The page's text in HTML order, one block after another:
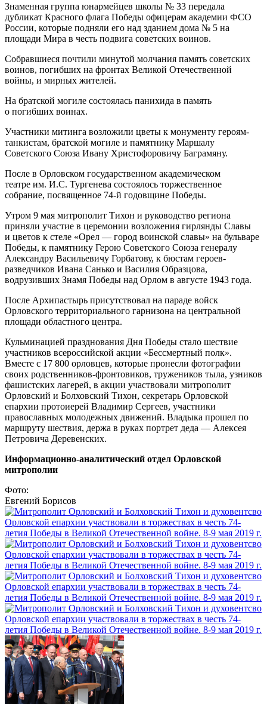
Знаменная группа юнармейцев школы № 33 передала
дубликат Красного флага Победы офицерам академии ФСО
России, которые подняли его над зданием дома № 5 на
площади Мира в честь подвига советских воинов.
Собравшиеся почтили минутой молчания память советских
воинов, погибших на фронтах Великой Отечественной
войны, и мирных жителей.
На братской могиле состоялась панихида в память
о погибших воинах.
Участники митинга возложили цветы к монументу героям-
танкистам, братской могиле и памятнику Маршалу
Советского Союза Ивану Христофоровичу Баграмяну.
После в Орловском государственном академическом
театре им. И.С. Тургенева состоялось торжественное
собрание, посвященное 74-й годовщине Победы.
Утром 9 мая митрополит Тихон и руководство региона
приняли участие в церемонии возложения гирлянды Славы
и цветов к стеле «Орел — город воинской славы» на бульваре
Победы, к памятнику Герою Советского Союза генералу
Александру Васильевичу Горбатову, к бюстам героев-
разведчиков Ивана Санько и Василия Образцова,
водрузивших Знамя Победы над Орлом в августе 1943 года.
После Архипастырь присутствовал на параде войск
Орловского территориального гарнизона на центральной
площади областного центра.
Кульминацией празднования Дня Победы стало шествие
участников всероссийской акции «Бессмертный полк».
Вместе с 17 800 орловцев, которые пронесли фотографии
своих родственников-фронтовиков, тружеников тыла, узников
фашистских лагерей, в акции участвовали митрополит
Орловский и Болховский Тихон, секретарь Орловской
епархии протоиерей Владимир Сергеев, участники
православных молодежных движений. Владыка прошел по
маршруту шествия, держа в руках портрет деда — Алексея
Петровича Деревенских.
Информационно-аналитический отдел Орловской
митрополии
Фото:
Евгений Борисов